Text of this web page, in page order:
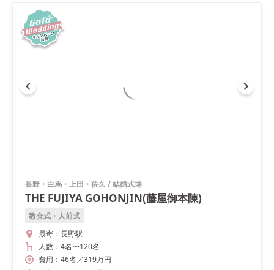
長野・白馬・上田・佐久 /結婚式場
THE FUJIYA GOHONJIN(藤屋御本陳)
教会式・人前式
最寄： 長野駅
人数： 4名〜120名
費用： 46名 ／319万円